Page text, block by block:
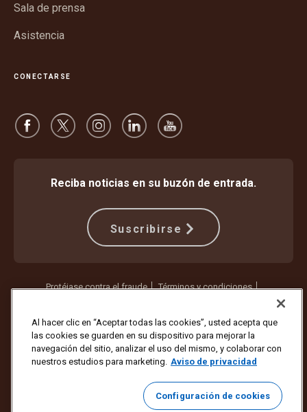
Sala de prensa
Asistencia
CONECTARSE
Reciba noticias en su buzón de entrada.
Suscribirse
Protéjase contra el fraude
Términos y condiciones
Copyright ©1994 - 2026 United Parcel Service of America, Inc. Todos
los derechos reservados. ¿Ya no quiere recibir actualizaciones por
correo electrónico?
Cancelar la suscripción aquí
Para actualizar todas las demás preferencias de correo electrónico o
cancelar la suscripción a los correos electrónicos de marketing de
Al hacer clic en “Aceptar todas las cookies”, usted acepta que
las cookies se guarden en su dispositivo para mejorar la
navegación del sitio, analizar el uso del mismo, y colaborar con
nuestros estudios para marketing. Aviso de privacidad
Configuración de cookies